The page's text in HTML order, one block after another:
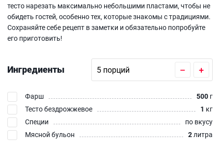
тесто нарезать максимально небольшими пластами, чтобы не
обидеть гостей, особенно тех, которые знакомы с традициями.
Сохраняйте себе рецепт в заметки и обязательно попробуйте
его приготовить!
Ингредиенты – +
Фарш 500 г
Тесто бездрожжевое
1 кг
Специи
по вкусу
Мясной бульон
2литра